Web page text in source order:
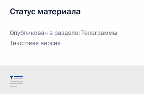
Статус материала
Опубликован в разделе:Телеграммы
Текстовая версия